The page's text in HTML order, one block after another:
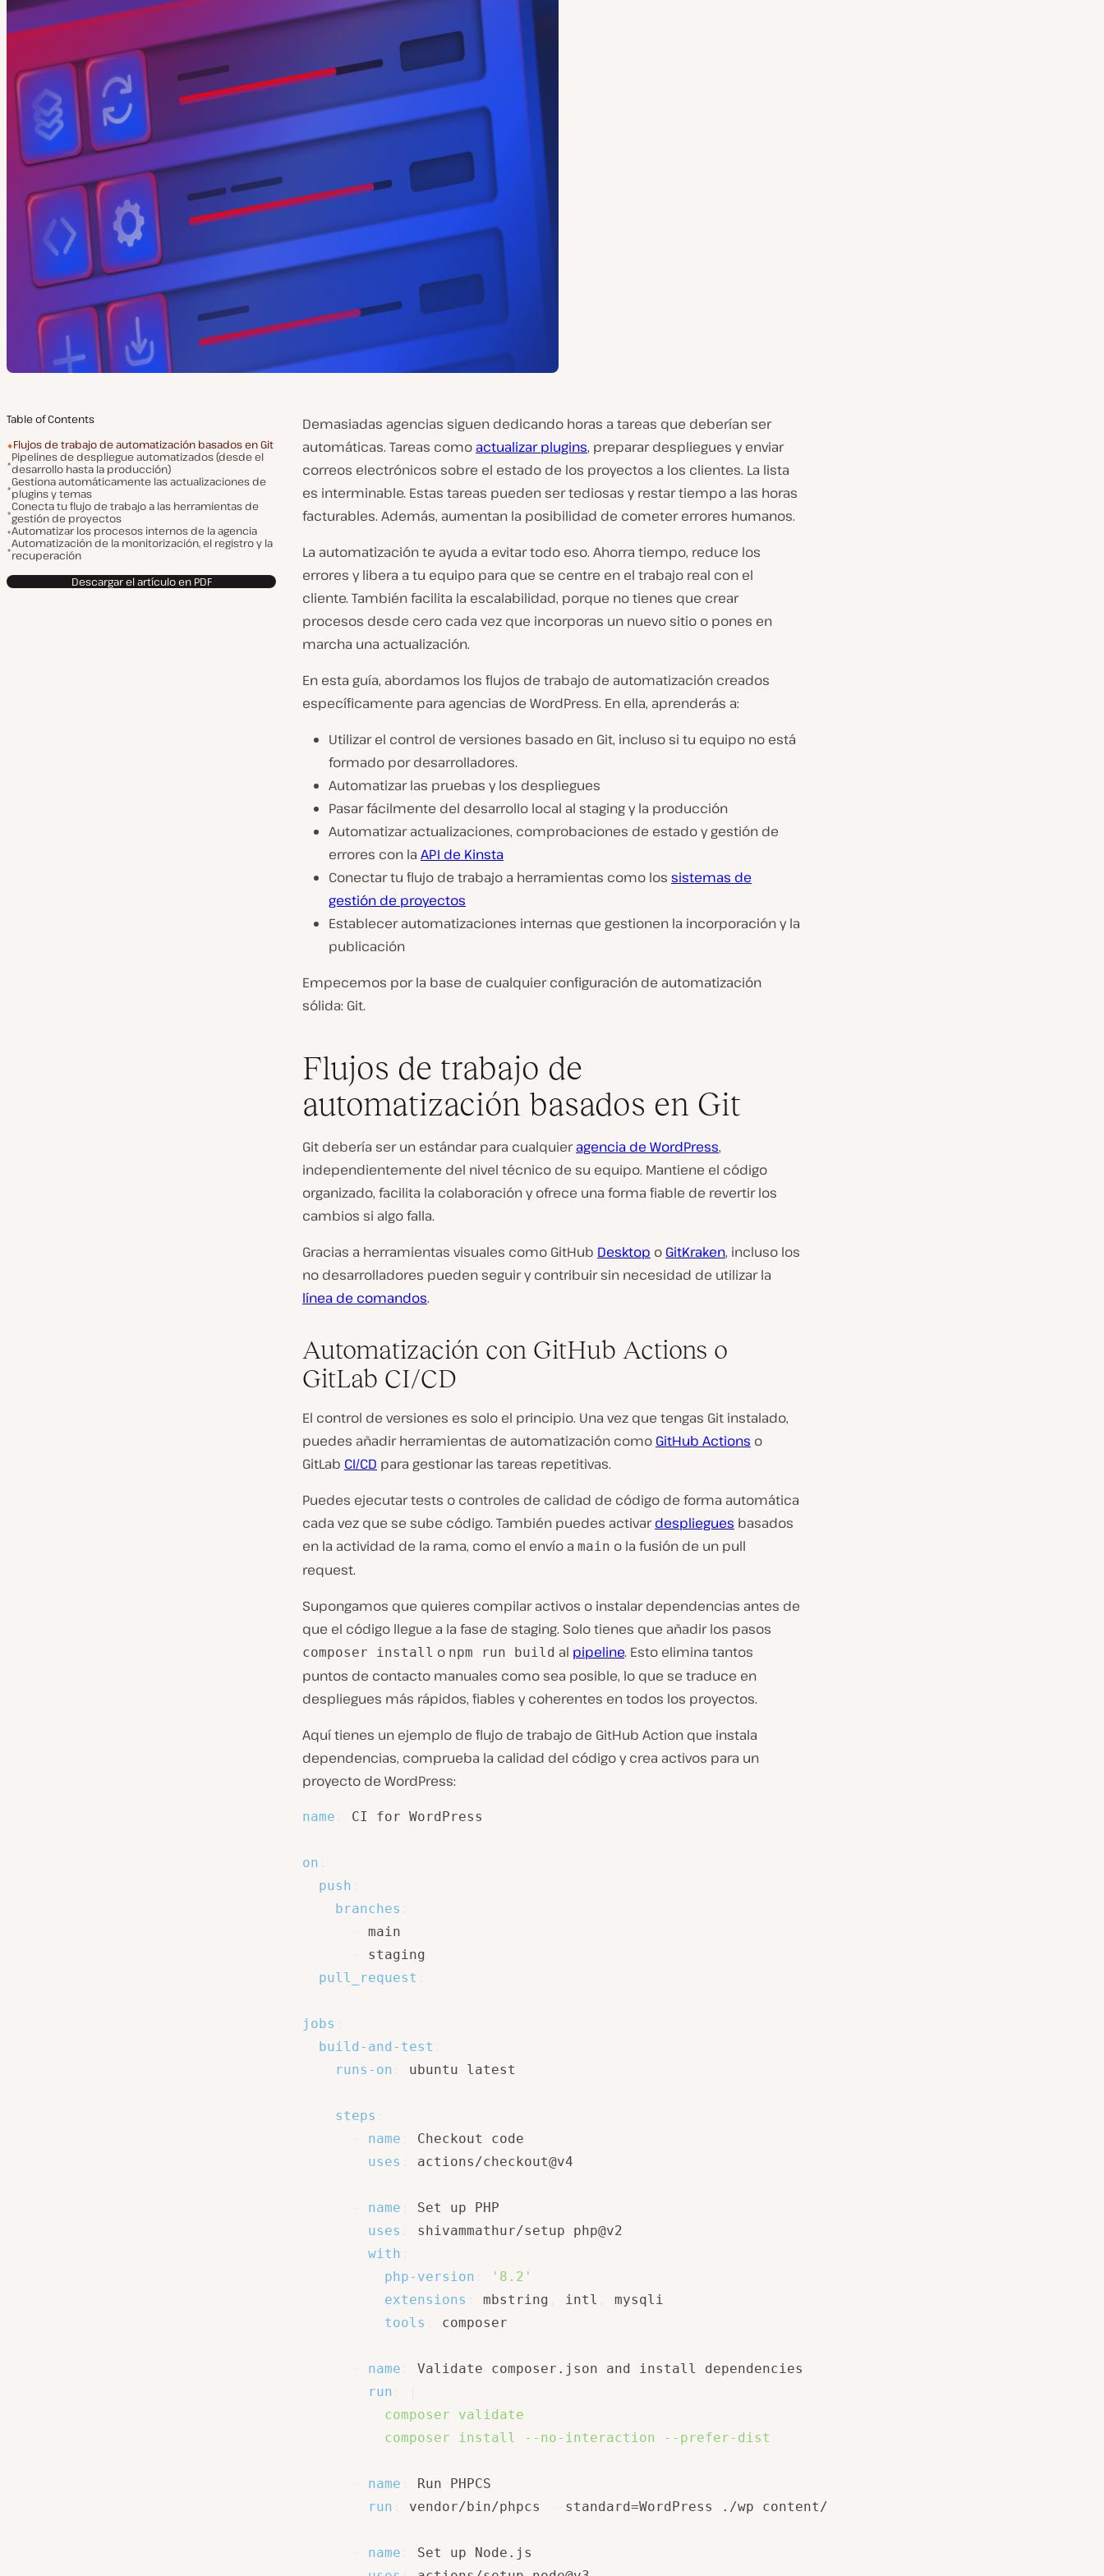
Table of Contents
Flujos de trabajo de automatización basados en Git
Pipelines de despliegue automatizados (desde el
desarrollo hasta la producción)
Gestiona automáticamente las actualizaciones de
plugins y temas
Conecta tu flujo de trabajo a las herramientas de
gestión de proyectos
Automatizar los procesos internos de la agencia
Automatización de la monitorización, el registro y la
recuperación
Descargar el artículo en PDF
Demasiadas agencias siguen dedicando horas a tareas que deberían ser
automáticas. Tareas como actualizar plugins, preparar despliegues y enviar
correos electrónicos sobre el estado de los proyectos a los clientes. La lista
es interminable. Estas tareas pueden ser tediosas y restar tiempo a las horas
facturables. Además, aumentan la posibilidad de cometer errores humanos.
La automatización te ayuda a evitar todo eso. Ahorra tiempo, reduce los
errores y libera a tu equipo para que se centre en el trabajo real con el
cliente. También facilita la escalabilidad, porque no tienes que crear
procesos desde cero cada vez que incorporas un nuevo sitio o pones en
marcha una actualización.
En esta guía, abordamos los flujos de trabajo de automatización creados
específicamente para agencias de WordPress. En ella, aprenderás a:
Utilizar el control de versiones basado en Git, incluso si tu equipo no está
formado por desarrolladores.
Automatizar las pruebas y los despliegues
Pasar fácilmente del desarrollo local al staging y la producción
Automatizar actualizaciones, comprobaciones de estado y gestión de
errores con la API de Kinsta
Conectar tu flujo de trabajo a herramientas como los sistemas de
gestión de proyectos
Establecer automatizaciones internas que gestionen la incorporación y la
publicación
Empecemos por la base de cualquier configuración de automatización
sólida: Git.
Flujos de trabajo de
automatización basados en Git
Git debería ser un estándar para cualquieragencia de WordPress,
independientemente del nivel técnico de su equipo. Mantiene el código
organizado, facilita la colaboración y ofrece una forma fiable de revertir los
cambios si algo falla.
Gracias a herramientas visuales como GitHub Desktop o GitKraken, incluso los
no desarrolladores pueden seguir y contribuir sin necesidad de utilizar la
línea de comandos.
Automatización con GitHub Actions o
GitLab CI/CD
El control de versiones es solo el principio. Una vez que tengas Git instalado,
puedes añadir herramientas de automatización como GitHub Actions o
GitLab CI/CD para gestionar las tareas repetitivas.
Puedes ejecutar tests o controles de calidad de código de forma automática
cada vez que se sube código. También puedes activardespliegues basados
en la actividad de la rama, como el envío a main o la fusión de un pull
request.
Supongamos que quieres compilar activos o instalar dependencias antes de
que el código llegue a la fase de staging. Solo tienes que añadir los pasos
composer install o npm run build al pipeline. Esto elimina tantos
puntos de contacto manuales como sea posible, lo que se traduce en
despliegues más rápidos, fiables y coherentes en todos los proyectos.
Aquí tienes un ejemplo de flujo de trabajo de GitHub Action que instala
dependencias, comprueba la calidad del código y crea activos para un
proyecto de WordPress:
name CI for WordPress
on
push
branches
main
staging
pull_request
jobs
build-and-test
runs-on
ubuntu latest
steps
name
Checkout code
uses
actions/checkout@v4
name
Set up PHP
uses
shivammathur/setup
php@v2
with
php-version
'8.2'
extensions
mbstring intl
mysqli
tools
composer
name
Validate composer.json and install dependencies
run
          composer validate
          composer install --no-interaction --prefer-dist
name
Run PHPCS
run
vendor/bin/phpcs standard=WordPress ./wp content/
name
Set up Node.js